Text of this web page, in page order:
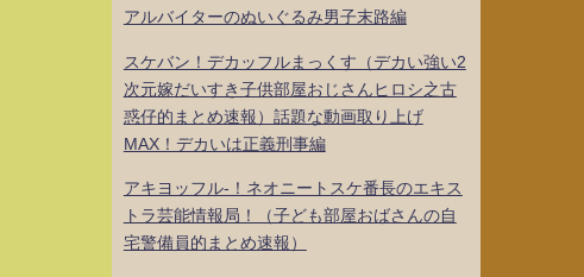
アルバイターのぬいぐるみ男子末路編
スケバン！デカッフルまっくす（デカい強い2
次元嫁だいすき子供部屋おじさんヒロシ之古
惑仔的まとめ速報）話題な動画取り上げ
MAX！デカいは正義刑事編
アキヨッフル-！ネオニートスケ番長のエキス
トラ芸能情報局！（子ども部屋おばさんの自
宅警備員的まとめ速報）